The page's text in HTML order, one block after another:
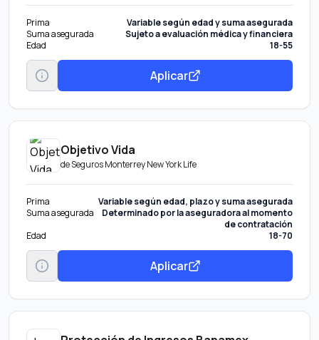
Prima
Variable según edad y suma asegurada
Suma asegurada
Sujeto a evaluación médica y financiera
Edad
18-55
Aplicar
Objetivo Vida
deSeguros Monterrey New York Life
Prima
Variable según edad, plazo y suma asegurada
Suma asegurada
Determinado por la aseguradora al momento
de contratación
Edad
18-70
Aplicar